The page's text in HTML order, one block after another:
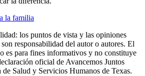
la familia
los puntos de vista y las opiniones
responsabilidad del autor o autores. El
es para fines informativos y no constituye
oficial de Avancemos Juntos
Salud y Servicios Humanos de Texas.